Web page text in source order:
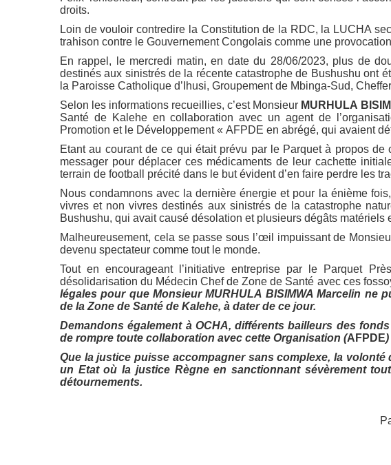
droits.
Loin de vouloir contredire la Constitution de la RDC, la LUCHA
trahison contre le Gouvernement Congolais comme une
En rappel, le mercredi matin, en date du 28/06/2023, plus de
destinés aux sinistrés de la récente catastrophe de Bushushu ont
la Paroisse Catholique d’Ihusi, Groupement de Mbinga-Sud,
Selon les informations recueillies, c’est Monsieur MURHULA
Santé de Kalehe en collaboration avec un agent de
Promotion et le Développement « AFPDE en abrégé, qui avaient
Etant au courant de ce qui était prévu par le Parquet à propos
messager pour déplacer ces médicaments de leur cachette
terrain de football précité dans le but évident d’en faire perdre les
Nous condamnons avec la dernière énergie et pour la énième
vivres et non vivres destinés aux sinistrés de la catastrophe
Bushushu, qui avait causé désolation et plusieurs dégâts matériels
Malheureusement, cela se passe sous l’œil impuissant de
devenu spectateur comme tout le monde.
Tout en encourageant l’initiative entreprise par le Parquet
désolidarisation du Médecin Chef de Zone de Santé avec ces
légales pour que Monsieur MURHULA BISIMWA Marcelin ne
de la Zone de Santé de Kalehe, à dater de ce jour.
Demandons également à OCHA, différents bailleurs des
de rompre toute collaboration avec cette Organisation (AFPDE
Que la justice puisse accompagner sans complexe, la volonté
un Etat où la justice Règne en sanctionnant sévèrement
détournements.